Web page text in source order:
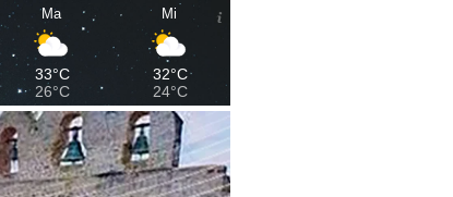
Ma
33°C
26°C
Mi
32°C
24°C